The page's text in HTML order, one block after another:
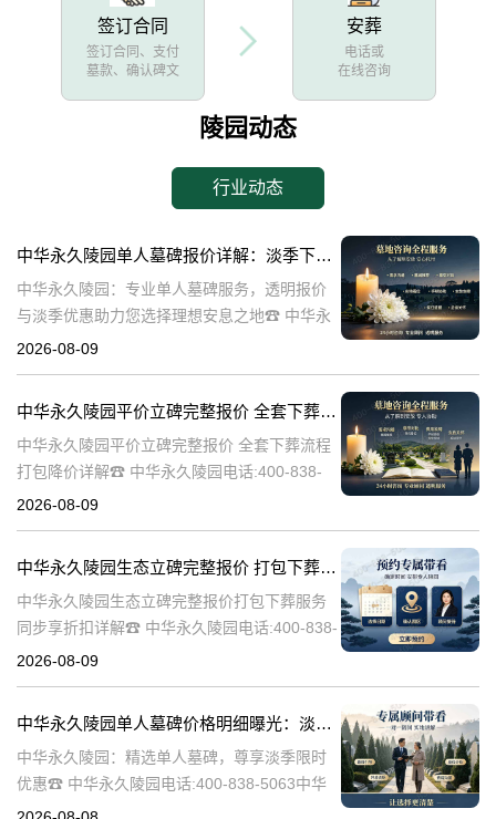
签订合同
签订合同、支付
墓款、确认碑文
安葬
电话或
在线咨询
陵园动态
行业动态
中华永久陵园单人墓碑报价详解：淡季下单享数千元优惠
中华永久陵园：专业单人墓碑服务，透明报价
与淡季优惠助力您选择理想安息之地☎ 中华永
久陵园电话:400-838-5063中华永久陵园，作为
2026-08-09
中华永久陵园平价立碑完整报价 全套下葬流程打包降价详解
中华永久陵园平价立碑完整报价 全套下葬流程
打包降价详解☎ 中华永久陵园电话:400-838-
5063在人生的旅途中，每个人都会经历生老病
2026-08-09
中华永久陵园生态立碑完整报价 打包下葬服务同步享折扣详解
中华永久陵园生态立碑完整报价打包下葬服务
同步享折扣详解☎ 中华永久陵园电话:400-838-
5063中华永久陵园作为国内知名的陵园之一，
2026-08-09
中华永久陵园单人墓碑价格明细曝光：淡季下单立省数千，限时优惠深度解析
中华永久陵园：精选单人墓碑，尊享淡季限时
优惠☎ 中华永久陵园电话:400-838-5063中华
永久陵园，作为国内知名的陵园品牌，始终以